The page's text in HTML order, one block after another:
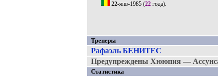
22-янв-1985(22года).
Тренеры
Рафаэль БЕНИТЕС
Предупреждены Хююпия —
Статистика